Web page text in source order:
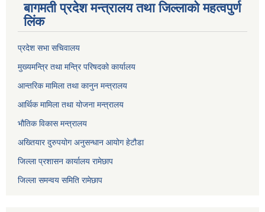
बागमती प्रदेश मन्त्रालय तथा जिल्लाको महत्वपुर्ण
लिंक
प्रदेश सभा सचिवालय
मुख्यमन्त्रि तथा मन्त्रि परिषदको कार्यालय
आन्तरिक मामिला तथा कानुन मन्त्रालय
आर्थिक मामिला तथा योजना मन्त्रालय
भौतिक विकास मन्त्रालय
अख्तियार दुरुपयोग अनुसन्धान आयोग हेटौडा
जिल्ला प्रशासन कार्यालय रामेछाप
जिल्ला समन्वय समिति रामेछाप